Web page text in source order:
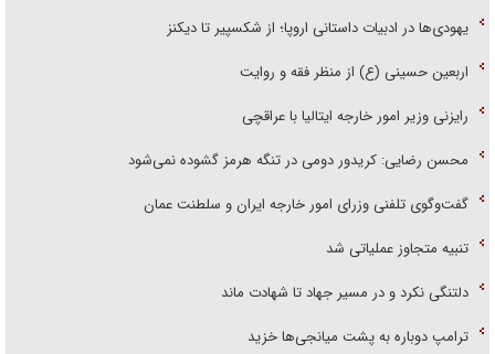
یهودی‌ها در ادبیات داستانی اروپا؛ از شکسپیر تا دیکنز
اربعین حسینی (ع) از منظر فقه و روایت
رایزنی وزیر امور خارجه ایتالیا با عراقچی
محسن رضایی: کریدور دومی در تنگه هرمز گشوده نمی‌شود
گفت‌وگوی تلفنی وزرای امور خارجه ایران و سلطنت عمان
تنبیه متجاوز عملیاتی شد
دلتنگی نکرد و در مسیر جهاد تا شهادت ماند
ترامپ دوباره به پشت میانجی‌ها خزید